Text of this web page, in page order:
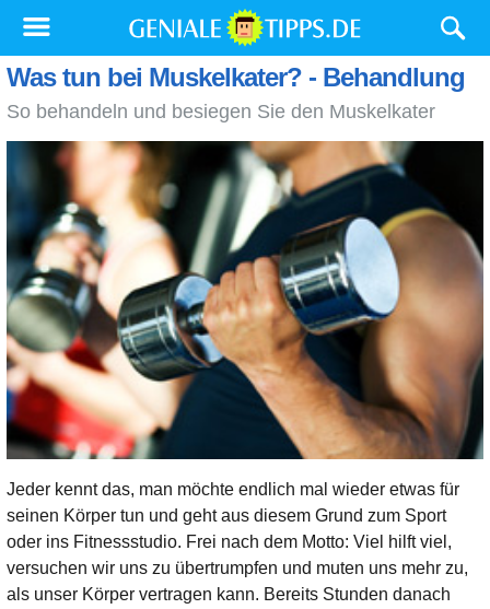
Was tun bei Muskelkater? - Behandlung
So behandeln und besiegen Sie den Muskelkater
Jeder kennt das, man möchte endlich mal wieder etwas für
seinen Körper tun und geht aus diesem Grund zum Sport
oder ins Fitnessstudio. Frei nach dem Motto: Viel hilft viel,
versuchen wir uns zu übertrumpfen und muten uns mehr zu,
als unser Körper vertragen kann. Bereits Stunden danach